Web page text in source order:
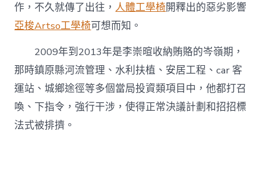
作，不久就傳了出往， 人體工學椅開釋出的惡劣影響
亞梭Artso工學椅可想而知。
2009年到2013年是李崇暄收納賄賂的岑嶺期，
那時鎮原縣河流管理、水利扶植、安居工程、car 客
運站、城鄉途徑等多個當局投資類項目中，他都打召
喚、下指令，強行干涉，使得正常決議計劃和招招標
法式被排擠。